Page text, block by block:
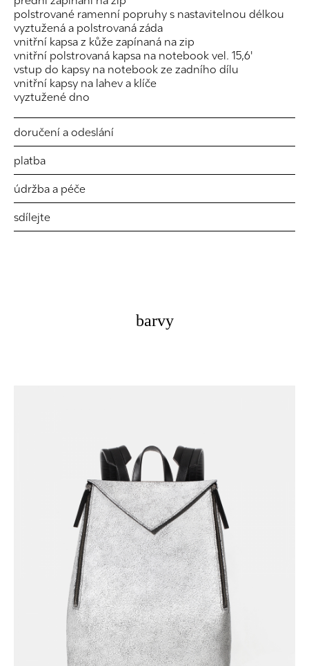
polstrované ramenní popruhy s nastavitelnou délkou
vyztužená a polstrovaná záda
vnitřní kapsa z kůže zapínaná na zip
vnitřní polstrovaná kapsa na notebook vel. 15,6'
vstup do kapsy na notebook ze zadního dílu
vnitřní kapsy na lahev a klíče
vyztužené dno
doručení a odeslání
platba
údržba a péče
sdílejte
barvy